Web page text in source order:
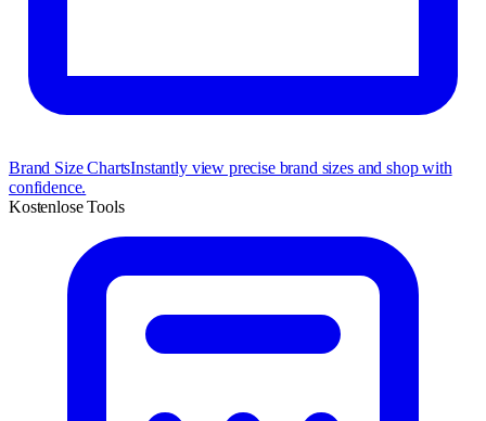
Brand Size ChartsInstantly view precise brand sizes and shop with
confidence.
Kostenlose Tools